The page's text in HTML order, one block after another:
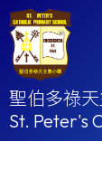
聖伯多祿
St. Peter's